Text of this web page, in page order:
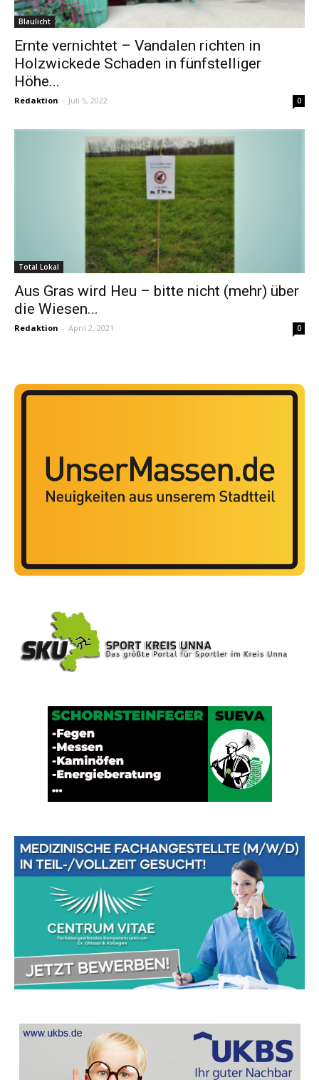
Blaulicht
Ernte vernichtet – Vandalen richten in
Holzwickede Schaden in fünfstelliger
Höhe...
Redaktion - Juli 5, 2022 0
Total Lokal
Aus Gras wird Heu – bitte nicht (mehr) über
die Wiesen...
Redaktion - April 2, 2021 0